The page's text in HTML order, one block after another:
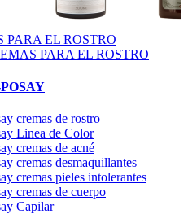
PARA EL ROSTRO
PARA EL ROSTRO
cremas de rostro
Linea de Color
cremas de acné
cremas desmaquillantes
cremas pieles intolerantes
cremas de cuerpo
Capilar